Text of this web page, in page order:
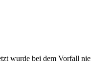
wurde bei dem Vorfall